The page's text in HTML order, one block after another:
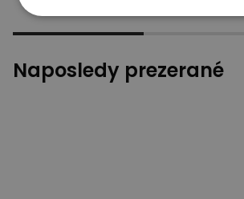
Naposledy prezerané